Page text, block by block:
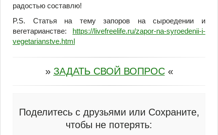
радостью составлю!
P.S. Статья на тему запоров на сыроедении и
вегетарианстве: https://livefreelife.ru/zapor-na-syroedenii-i-
vegetarianstve.html
» ЗАДАТЬ СВОЙ ВОПРОС«
Поделитесь с друзьями или Сохраните,
чтобы не потерять: